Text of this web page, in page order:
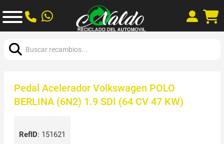
Pedal Acelerador Volkswagen POLO
BERLINA (6N2) 1.9 SDI (64 CV 47 KW)
RefID: 151621